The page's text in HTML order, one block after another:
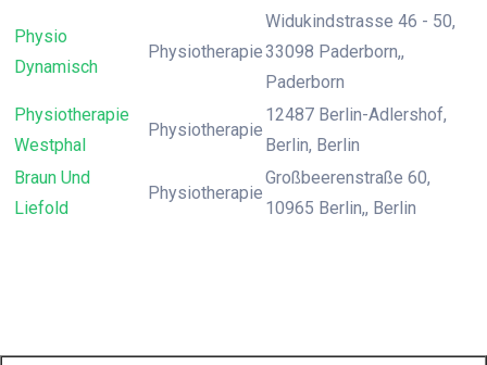
Physio
Dynamisch
Physiotherapie
Widukindstrasse 46 - 50,
33098 Paderborn,,
Paderborn
Physiotherapie
Westphal
Physiotherapie
12487 Berlin-Adlershof,
Berlin, Berlin
Braun Und
Liefold
Physiotherapie
Großbeerenstraße 60,
10965 Berlin,, Berlin